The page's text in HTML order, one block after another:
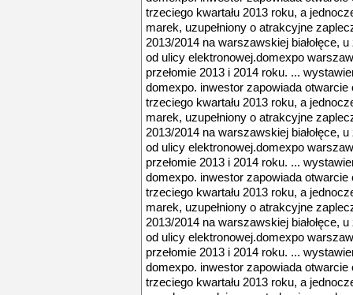
trzeciego kwartału 2013 roku, a
marek, uzupełniony o atrakcyjne
2013/2014 na warszawskiej białołęce,
od ulicy elektronowej.domexpo
przełomie 2013 i 2014 roku. ...
domexpo. inwestor zapowiada otwarcie
trzeciego kwartału 2013 roku, a
marek, uzupełniony o atrakcyjne
2013/2014 na warszawskiej białołęce,
od ulicy elektronowej.domexpo
przełomie 2013 i 2014 roku. ...
domexpo. inwestor zapowiada otwarcie
trzeciego kwartału 2013 roku, a
marek, uzupełniony o atrakcyjne
2013/2014 na warszawskiej białołęce,
od ulicy elektronowej.domexpo
przełomie 2013 i 2014 roku. ...
domexpo. inwestor zapowiada otwarcie
trzeciego kwartału 2013 roku, a